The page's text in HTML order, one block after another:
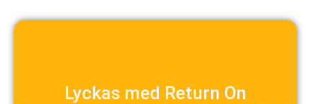
Lyckas med Return On